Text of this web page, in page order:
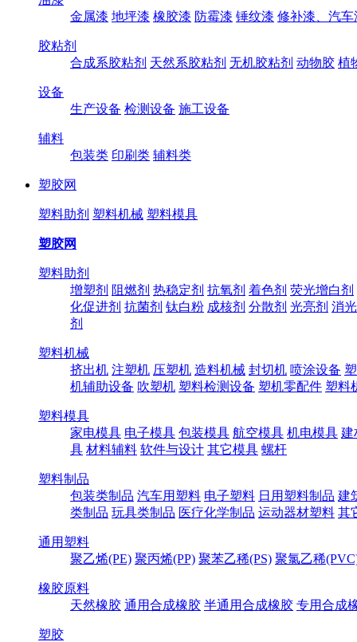
金属漆 地坪漆 橡胶漆 防霉漆 锤纹漆 修补漆、汽车
胶粘剂
合成系胶粘剂 天然系胶粘剂 无机胶粘剂 动物胶 植
设备
生产设备 检测设备 施工设备
辅料
包装类 印刷类 辅料类
塑胶网
塑料助剂 塑料机械 塑料模具
塑胶网
塑料助剂
增塑剂 阻燃剂 热稳定剂 抗氧剂 着色剂 荧光增白剂
化促进剂 抗菌剂 钛白粉 成核剂 分散剂 光亮剂 消
剂
塑料机械
挤出机 注塑机 压塑机 造料机械 封切机 喷涂设备
机辅助设备 吹塑机 塑料检测设备 塑机零配件 塑料
塑料模具
家电模具 电子模具 包装模具 航空模具 机电模具 建
具 材料辅料 软件与设计 其它模具 螺杆
塑料制品
包装类制品 汽车用塑料 电子塑料 日用塑料制品 建
类制品 玩具类制品 医疗化学制品 运动器材塑料 其
通用塑料
聚乙烯(PE) 聚丙烯(PP) 聚苯乙稀(PS) 聚氯乙稀
橡胶原料
天然橡胶 通用合成橡胶 半通用合成橡胶 专用合成
塑胶